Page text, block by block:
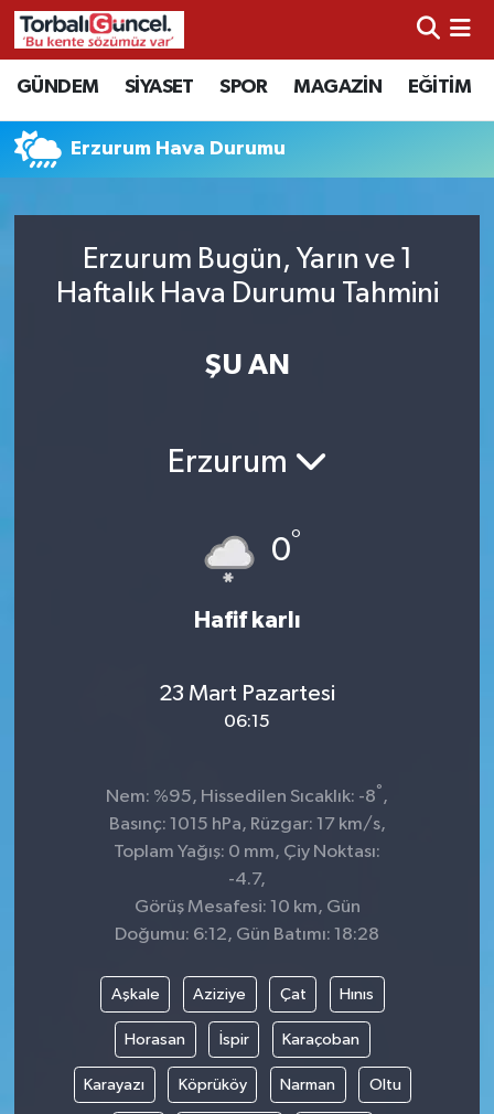
GÜNDEM SİYASET SPOR MAGAZİN EĞİTİM
Erzurum Hava Durumu
Erzurum Bugün, Yarın ve 1
Haftalık Hava Durumu Tahmini
ŞU AN
Erzurum
0°
Hafif karlı
23 Mart Pazartesi
06:15
Nem: %95, Hissedilen Sıcaklık: -8° ,
Basınç: 1015 hPa, Rüzgar: 17 km/s,
Toplam Yağış: 0 mm, Çiy Noktası:
-4.7,
Görüş Mesafesi: 10 km, Gün
Doğumu: 6:12, Gün Batımı: 18:28
Aşkale Aziziye Çat Hınıs
Horasan İspir Karaçoban
Karayazı Köprüköy Narman Oltu
İzmir Nöbetçi Eczaneler
İzmir Hava Durumu
İzmir Trafik Yoğunluk Haritası
Süper Lig Puan Durumu ve Fikstür